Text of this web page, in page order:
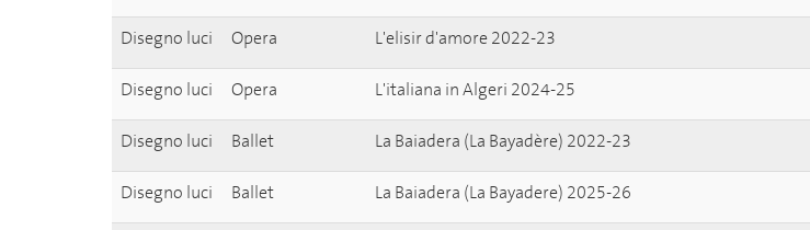
Disegno luci Opera L'elisir d'amore 2022-23
Disegno luci Opera L'italiana in Algeri 2024-25
Disegno luci Ballet La Baiadera (La Bayadère) 2022-23
Disegno luci Ballet La Baiadera (La Bayadere) 2025-26